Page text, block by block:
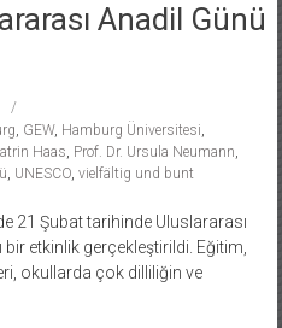
Anadil Günü
, GEW, Hamburg Üniversitesi,
Haas, Prof. Dr. Ursula Neumann,
, UNESCO, vielfältig und bunt
21 Şubat tarihinde Uluslararası
etkinlik gerçekleştirildi. Eğitim,
okullarda çok dilliliğin ve